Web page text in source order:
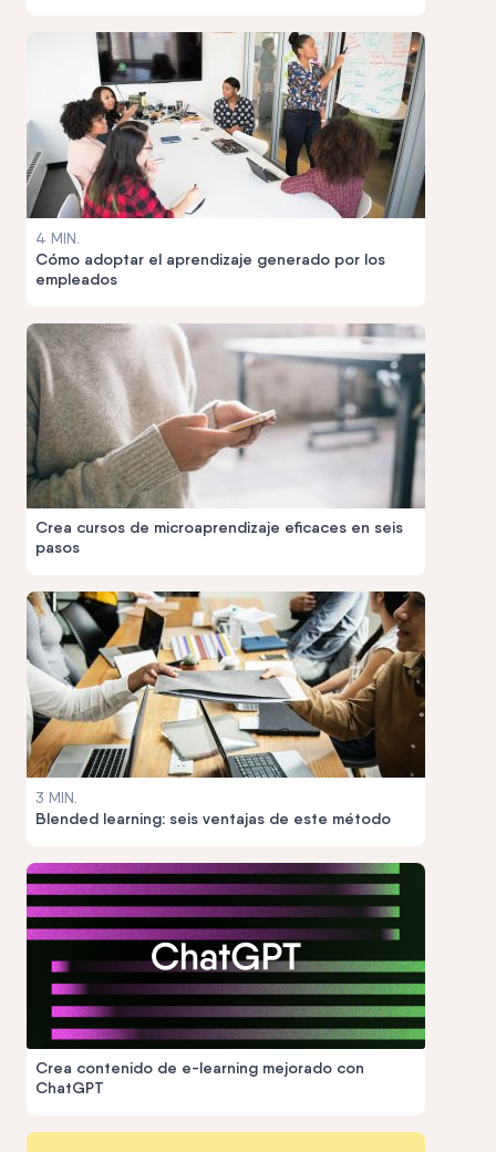
4 MIN.
Cómo adoptar el aprendizaje generado por los
empleados
Crea cursos de microaprendizaje eficaces en seis
pasos
3 MIN.
Blended learning: seis ventajas de este método
Crea contenido de e-learning mejorado con
ChatGPT